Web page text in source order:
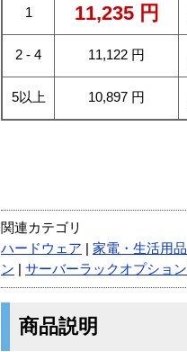
1 11,235 円
2 - 4 11,122 円
5以上 10,897 円
関連カテゴリ
ハードウェア
家電・生活用品
ン
サーバーラックオプション
商品説明